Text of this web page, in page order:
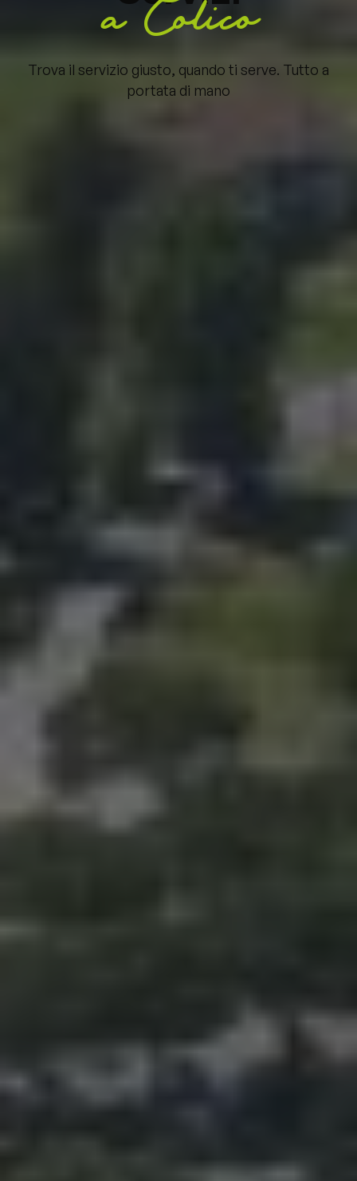
a Colico
Trova il servizio giusto, quando ti serve. Tutto a
portata di mano